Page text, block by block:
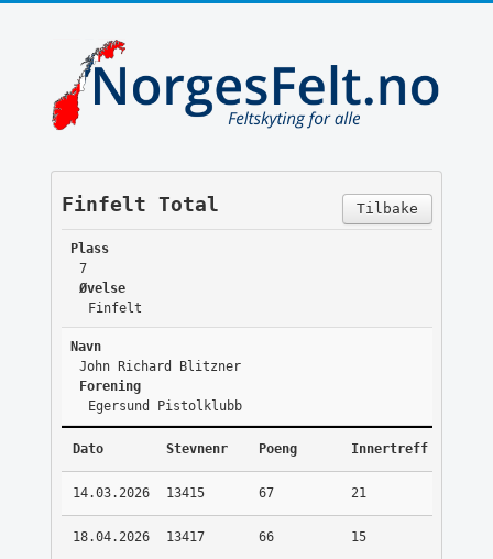
Tilbake
Finfelt Total
Plass
7
Øvelse
Finfelt
Navn
John Richard Blitzner
Forening
Egersund Pistolklubb
Dato Stevnenr Poeng Innertreff
14.03.2026 13415 67 21
18.04.2026 13417 66 15